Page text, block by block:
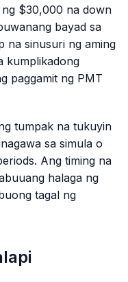
$30,000 na down
bayad sa
na sinusuri ng aming
kumplikadong
paggamit ng PMT
tumpak na tukuyin
sa simula o
Ang timing na
halaga ng
tagal ng